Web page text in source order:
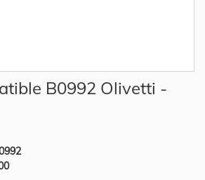
B0992 Olivetti -